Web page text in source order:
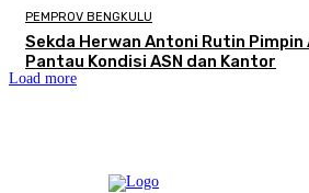
PEMPROV BENGKULU
Sekda Herwan Antoni Rutin Pimpin
Pantau Kondisi ASN dan Kantor
Load more